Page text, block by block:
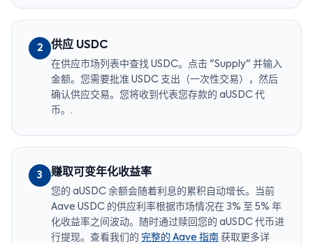
2 供应 USDC
在供应市场列表中查找 USDC。点击 "Supply" 并输入
金额。您需要批准 USDC 支出（一次性交易），然后
确认供应交易。您将收到代表您存款的 aUSDC 代
币。.
3 赚取可变年化收益率
您的 aUSDC 余额会随着利息的累积自动增长。当前
Aave USDC 的供应利率根据市场情况在 3% 至 5% 年
化收益率之间波动。随时通过赎回您的 aUSDC 代币进
行提现。查看我们的 完整的 Aave 指南 获取更多详